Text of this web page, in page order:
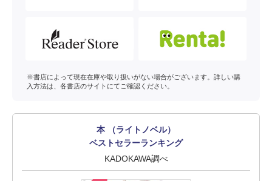
※書店によって現在在庫や取り扱いがない場合がございます。詳しい購
入方法は、各書店のサイトにてご確認ください。
本 （ライトノベル）
ベストセラーランキング
KADOKAWA調べ